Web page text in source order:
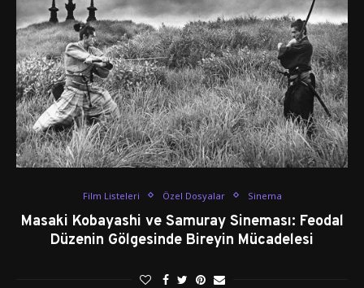
Film Listeleri Özel Dosyalar Sinema
Masaki Kobayashi ve Samuray Sineması: Feodal
Düzenin Gölgesinde Bireyin Mücadelesi